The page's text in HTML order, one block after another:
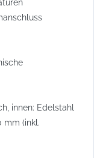
innen: Edelstahl
mm (inkl.